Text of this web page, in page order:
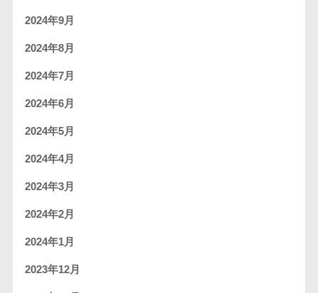
2024年9月
2024年8月
2024年7月
2024年6月
2024年5月
2024年4月
2024年3月
2024年2月
2024年1月
2023年12月